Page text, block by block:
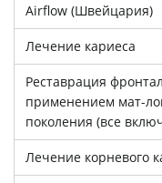
Airflow (Швейцария)
Лечение кариеса
Реставрация
применением мат-
поколения (все
Лечение корневого